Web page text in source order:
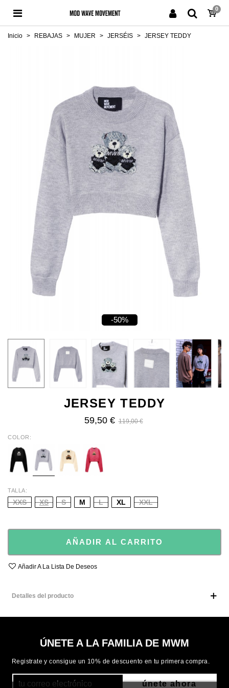
0
Inicio > REBAJAS > MUJER > JERSÉIS > JERSEY TEDDY
-50%
JERSEY TEDDY
59,50 € 119,00 €
COLOR
BLACK GREY FUCHSIA
TALLA
XXS XS S M L XL XXL
AÑADIR AL CARRITO
Añadir A La Lista De Deseos
Detalles del producto
ÚNETE A LA FAMILIA DE MWM
Registrate y consigue un 10% de descuento en tu primera compra.
únete ahora